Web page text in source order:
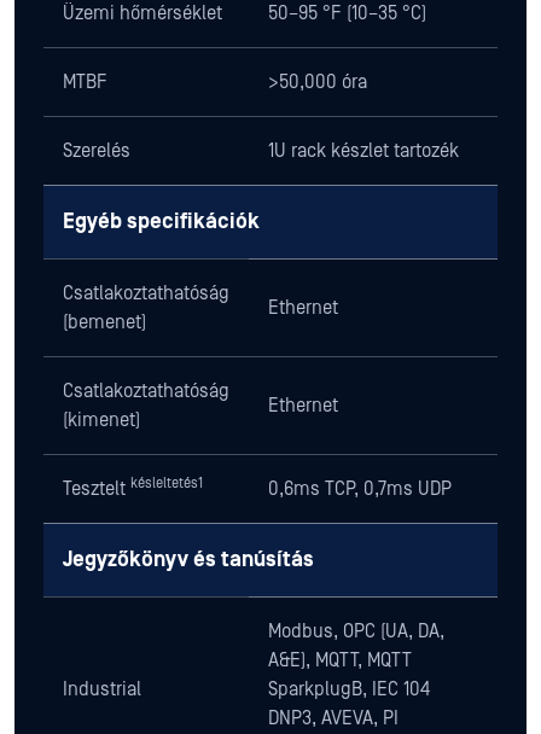
Üzemi hőmérséklet 50–95 °F (10–35 °C)
MTBF >50,000 óra
Szerelés 1U rack készlet tartozék
Egyéb specifikációk
Csatlakoztathatóság
(bemenet)
Ethernet
Csatlakoztathatóság
(kimenet)
Ethernet
Tesztelt késleltetés1 0,6ms TCP, 0,7ms UDP
Jegyzőkönyv és tanúsítás
Industrial
Modbus, OPC (UA, DA,
A&E), MQTT, MQTT
SparkplugB, IEC 104
DNP3, AVEVA, PI